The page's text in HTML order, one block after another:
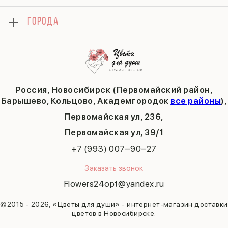
Россия, Новосибирск (Первомайский район,
Барышево, Кольцово, Академгородок все районы),
Первомайская ул, 236,
​Первомайская ул, 39/1
+7 (993) 007‒90‒27
Заказать звонок
Flowers24opt@yandex.ru
©2015 - 2026, «Цветы для души» - интернет-магазин доставки
цветов в Новосибирске.
Политика конфиденциальности
Публичная оферта
Комбо-предложения
Тюльпаны
День матери
1 сентября
День учителя
Пасха
9 мая
ГОРОДА